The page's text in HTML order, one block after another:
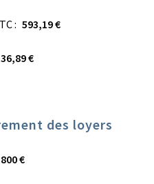
: 593,19 €
€
des loyers
800 €